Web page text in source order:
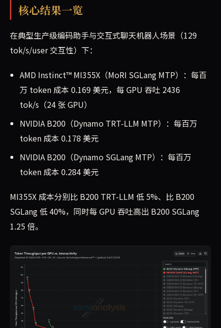
核心结果一览
在典型生产级编码助手与交互式聊天机器人场景（129
tok/s/user 交互性）下：
AMD Instinct™ MI355X（MoRI SGLang MTP）：每百
万 token 成本 0.169 美元，每 GPU 吞吐 2436
tok/s（24 张 GPU）
NVIDIA B200（Dynamo TRT-LLM MTP）：每百万
token 成本 0.178 美元
NVIDIA B200（Dynamo SGLang MTP）：每百万
token 成本 0.284 美元
MI355X 成本分别比 B200 TRT-LLM 低 5%、比 B200
SGLang 低 40%，同时每 GPU 吞吐高出 B200 SGLang
1.25 倍。